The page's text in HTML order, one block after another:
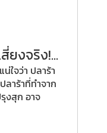
ยงจริง!...
ใจว่า ปลาร้า
ลาร้าที่ทำจาก
งสุก อาจ